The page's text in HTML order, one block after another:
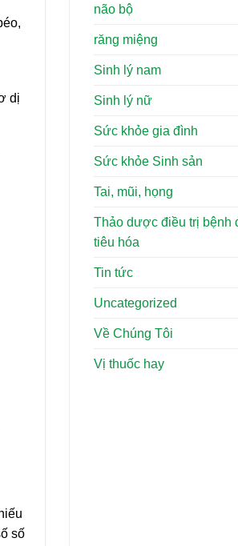
dị
số
não bộ
răng miệng
Sinh lý nam
Sinh lý nữ
Sức khỏe gia đình
Sức khỏe Sinh sản
Tai, mũi, họng
Thảo dược điều trị bệnh
tiêu hóa
Tin tức
Uncategorized
Về Chúng Tôi
Vị thuốc hay